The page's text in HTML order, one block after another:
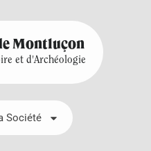
Montluçon
et d'Archéologie
Société